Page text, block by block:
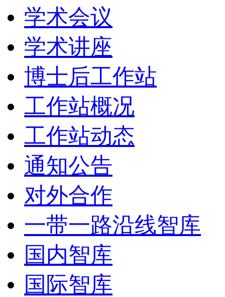
学术会议
学术讲座
博士后工作站
工作站概况
工作站动态
通知公告
对外合作
一带一路沿线智库
国内智库
国际智库